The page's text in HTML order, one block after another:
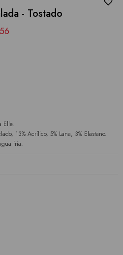
- Tostado
Elle.
13% Acrílico, 5% Lana, 3% Elastano.
fría.